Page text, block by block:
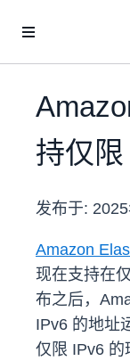
持仅
发布于:
Amazon
现在支持在
布之后，
IPv6 的地址
仅限 IPv6 的